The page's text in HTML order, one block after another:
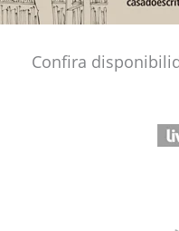
Confira